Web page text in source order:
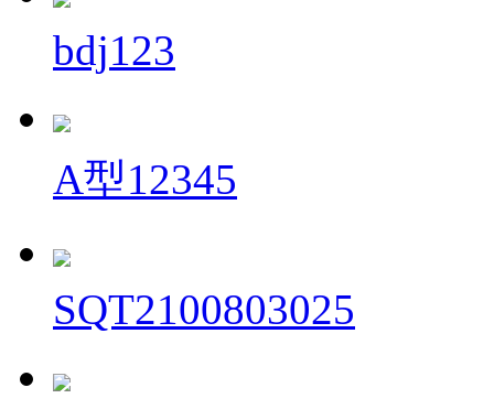
bdj123
A型12345
SQT2100803025